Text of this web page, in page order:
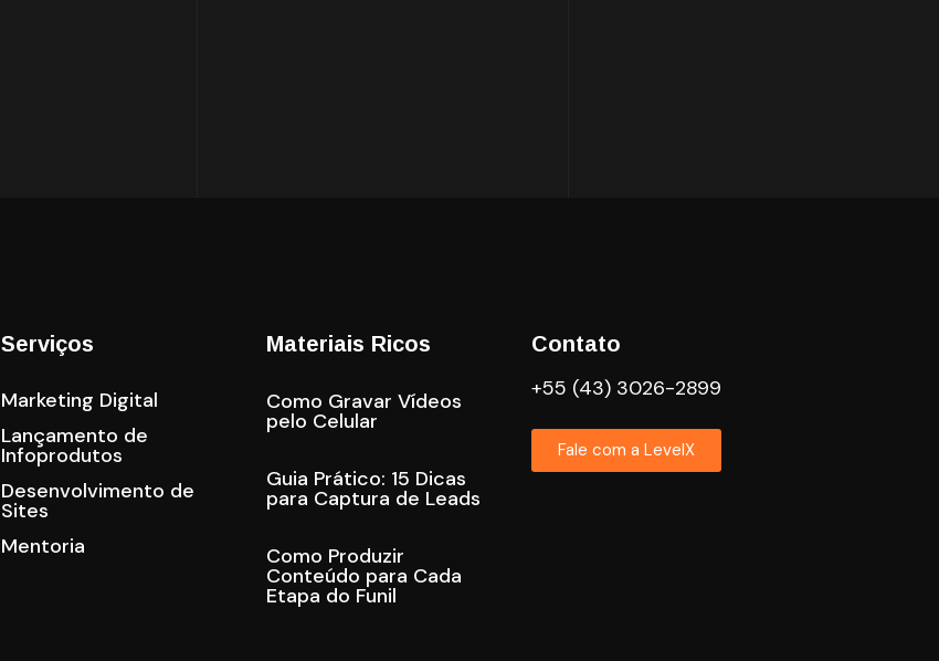
Serviços
Marketing Digital
Lançamento de
Infoprodutos
Desenvolvimento de
Sites
Mentoria
Materiais Ricos
Como Gravar Vídeos
pelo Celular
Guia Prático: 15 Dicas
para Captura de Leads
Como Produzir
Conteúdo para Cada
Etapa do Funil
Contato
+55 (43) 3026-2899
Fale com a LevelX